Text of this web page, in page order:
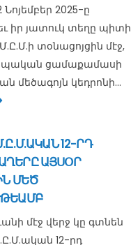
2025-ը
իր յատուկ տեղը պիտի
տօնացոյցին մէջ,
ցամաքամասի
մեծագոյն կեդրոնի...
12-ՐԴ
ԱՅՍՕՐ
ՄԵԾ
մէջ վերջ կը գտնեն
12-րդ